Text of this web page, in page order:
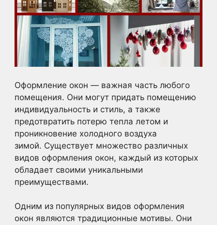
Оформление окон — важная часть любого
помещения. Они могут придать помещению
индивидуальность и стиль, а также
предотвратить потерю тепла летом и
проникновение холодного воздуха
зимой. Существует множество различных
видов оформления окон, каждый из которых
обладает своими уникальными
преимуществами.
Одним из популярных видов оформления
окон являются традиционные мотивы. Они